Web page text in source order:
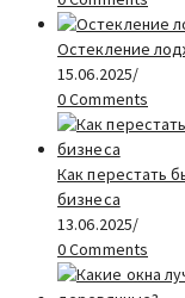
Остекление
15.06.2025/
0 Comments
Как перестать
бизнеса
13.06.2025/
0 Comments